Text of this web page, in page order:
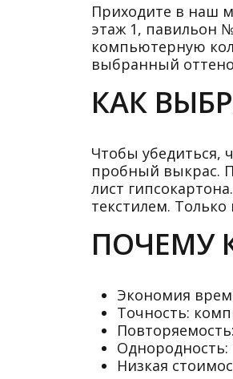
Приходите в наш
этаж 1, павильон
компьютерную
выбранный
КАК
Чтобы убедиться,
пробный выкрас.
лист
текстилем.
ПОЧЕМУ
Экономия
Точность:
Низкая